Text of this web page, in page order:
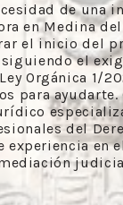
de una
en Medina
el inicio del
el
Orgánica 1/
para ayudarte.
del
experiencia en